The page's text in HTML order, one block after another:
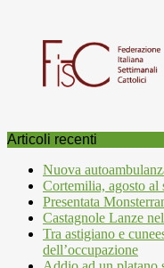
Articoli recenti
Nuova
Cortemilia, agosto al
Presentata
Castagnole Lanze
Tra astigiano e
dell’occupazione